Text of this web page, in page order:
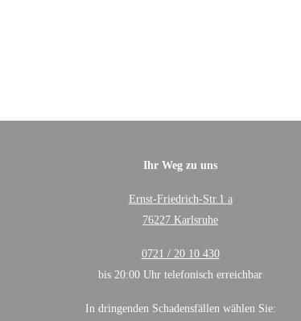
Ihr Weg zu uns
Ernst-Friedrich-Str.1 a
76227 Karlsruhe
0721 / 20 10 430
bis 20:00 Uhr telefonisch erreichbar
In dringenden Schadensfällen wählen Sie: